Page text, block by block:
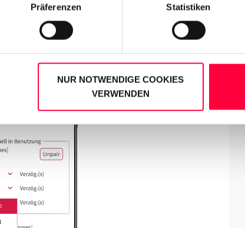
Präferenzen Statistiken
NUR NOTWENDIGE COOKIES
VERWENDEN